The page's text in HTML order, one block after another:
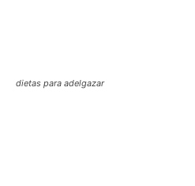
dietas para adelgazar